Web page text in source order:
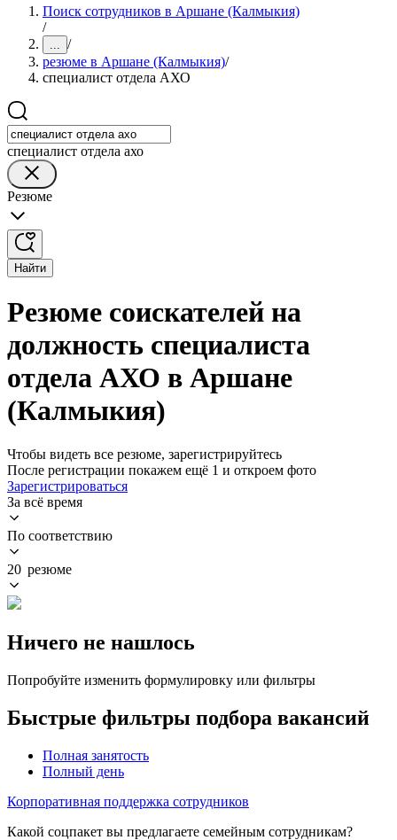
Поиск сотрудников в Аршане (Калмыкия)
/
... /
резюме в Аршане (Калмыкия)/
специалист отдела АХО
специалист отдела ахо
Резюме
Найти
Резюме соискателей на
должность специалиста
отдела АХО в Аршане
(Калмыкия)
Чтобы видеть все резюме, зарегистрируйтесь
После регистрации покажем ещё 1 и откроем фото
Зарегистрироваться
За всё время
По соответствию
20 резюме
Ничего не нашлось
Попробуйте изменить формулировку или фильтры
Быстрые фильтры подбора вакансий
Полная занятость
Полный день
Корпоративная поддержка сотрудников
Какой соцпакет вы предлагаете семейным сотрудникам?